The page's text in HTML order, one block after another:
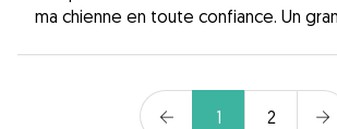
ma chienne en toute confiance. Un
1 2